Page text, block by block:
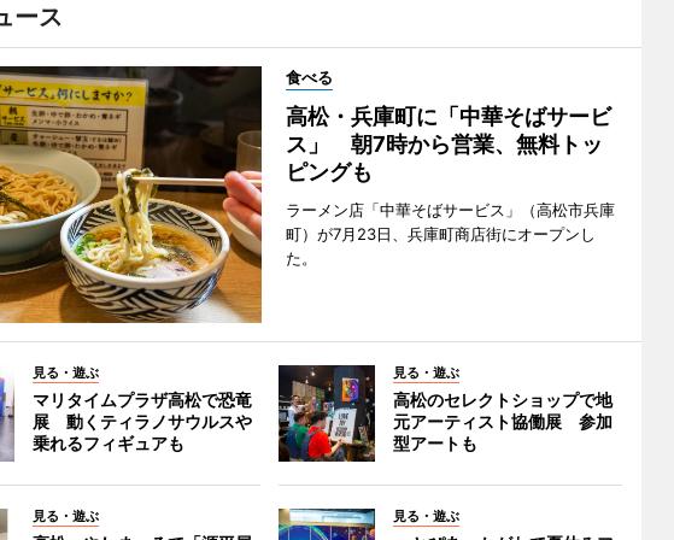
ース
食べる
高松・兵庫町に「中華そばサービ
ス」 朝7時から営業、無料トッ
ピングも
ラーメン店「中華そばサービス」（高松市兵庫
町）が7月23日、兵庫町商店街にオープンし
た。
見る・遊ぶ
マリタイムプラザ高松で恐竜
展 動くティラノサウルスや
乗れるフィギュアも
見る・遊ぶ
高松のセレクトショップで地
元アーティスト協働展 参加
型アートも
見る・遊ぶ 見る・遊ぶ